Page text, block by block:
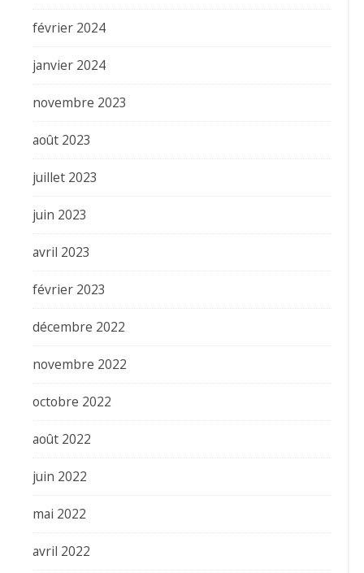
février 2024
janvier 2024
novembre 2023
août 2023
juillet 2023
juin 2023
avril 2023
février 2023
décembre 2022
novembre 2022
octobre 2022
août 2022
juin 2022
mai 2022
avril 2022